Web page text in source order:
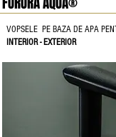
VOPSELE PE BAZA DE APA
INTERIOR - EXTERIOR